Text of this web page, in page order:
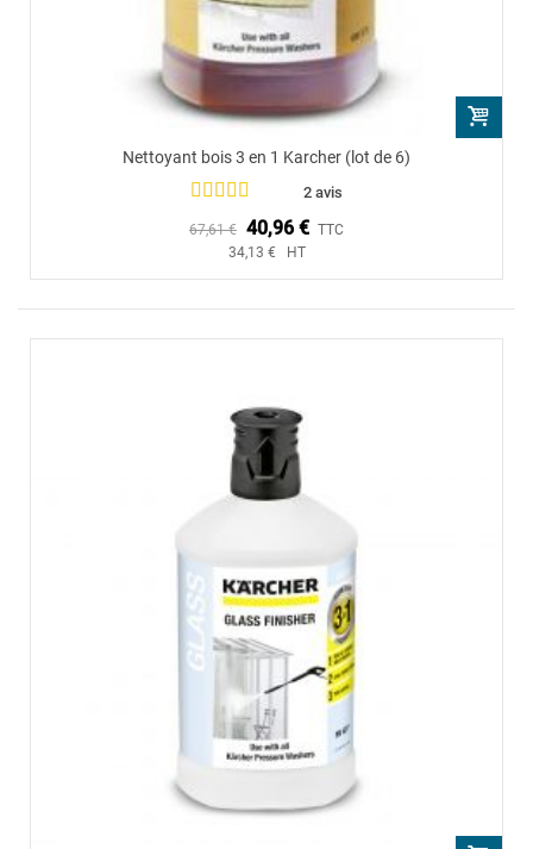
Nettoyant bois 3 en 1 Karcher (lot de 6)
2 avis
67,61 € 40,96 € TTC
34,13 € HT